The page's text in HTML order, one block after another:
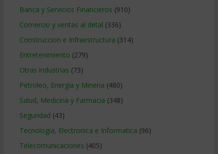
Banca y Servicios Financieros (910)
Comercio y ventas al detal (336)
Construccion e Infraestructura (314)
Entretenimiento (279)
Otras industrias (73)
Petroleo, Energia y Mineria (480)
Salud, Medicina y Farmacia (348)
Seguridad (43)
Tecnologia, Electronica e Informatica (96)
Telecomunicaciones (405)